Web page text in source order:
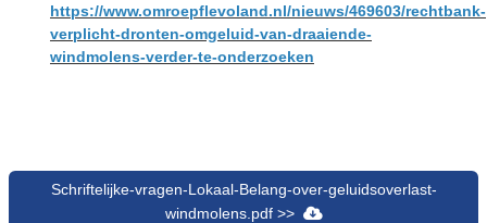
https://www.omroepflevoland.nl/nieuws/469603/rechtbank-
verplicht-dronten-omgeluid-van-draaiende-
windmolens-verder-te-onderzoeken
Schriftelijke-vragen-Lokaal-Belang-over-geluidsoverlast-
windmolens.pdf >>